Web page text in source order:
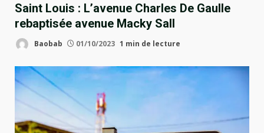
Saint Louis : L’avenue Charles De Gaulle
rebaptisée avenue Macky Sall
Baobab 01/10/2023 1 min de lecture